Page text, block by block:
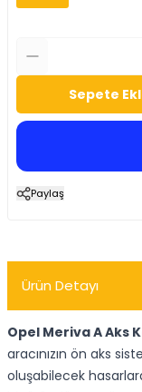
Sepete
Paylaş
Ürün Detayı
Opel Meriva A Aks
aracınızın ön aks
oluşabilecek